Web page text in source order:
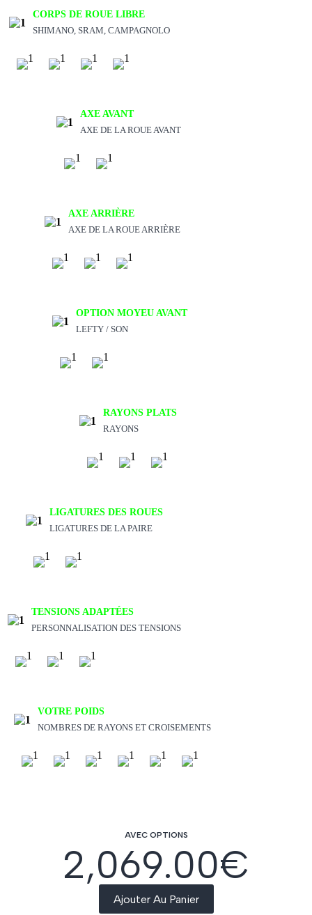
CORPS DE ROUE LIBRE
SHIMANO, SRAM, CAMPAGNOLO
AXE AVANT
AXE DE LA ROUE AVANT
AXE ARRIÈRE
AXE DE LA ROUE ARRIÈRE
OPTION MOYEU AVANT
LEFTY / SON
RAYONS PLATS
RAYONS
LIGATURES DES ROUES
LIGATURES DE LA PAIRE
TENSIONS ADAPTÉES
PERSONNALISATION DES TENSIONS
VOTRE POIDS
NOMBRES DE RAYONS ET CROISEMENTS
AVEC OPTIONS
2,069.00€
Ajouter Au Panier